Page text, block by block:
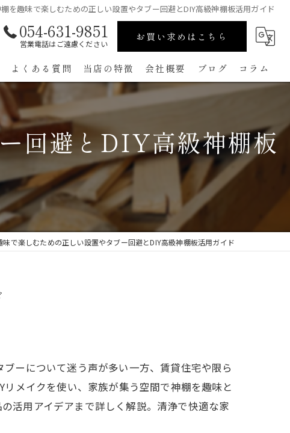
を趣味で楽しむための正しい設置やタブー回避とDIY高級神棚板活用ガイド
054-631-9851
営業電話はご遠慮ください
お買い求めはこちら
よくある質問 当店の特徴
ペット用
手作り
コンパクト
会社概要 ブログ コラム
回避とDIY高級神棚板
味で楽しむための正しい設置やタブー回避とDIY高級神棚板活用ガイド
ーについて迷う声が多い一方、賃貸住宅や限ら
メイクを使い、家族が集う空間で神棚を趣味と
活用アイデアまで詳しく解説。清浄で快適な家